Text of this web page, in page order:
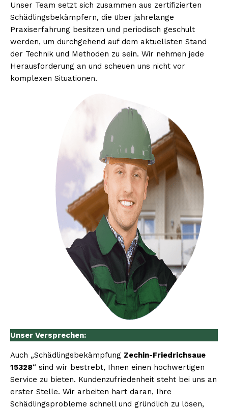
Unser Team setzt sich zusammen aus zertifizierten
Schädlingsbekämpfern, die über jahrelange
Praxiserfahrung besitzen und periodisch geschult
werden, um durchgehend auf dem aktuellsten Stand
der Technik und Methoden zu sein. Wir nehmen jede
Herausforderung an und scheuen uns nicht vor
komplexen Situationen.
Unser Versprechen:
Auch „Schädlingsbekämpfung Zechin-Friedrichsaue
15328“ sind wir bestrebt, Ihnen einen hochwertigen
Service zu bieten. Kundenzufriedenheit steht bei uns an
erster Stelle. Wir arbeiten hart daran, Ihre
Schädlingsprobleme schnell und gründlich zu lösen,